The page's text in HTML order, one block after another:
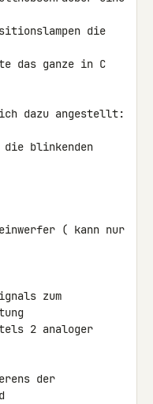
die
das ganze in C
ich dazu angestellt:
blinkenden
( kann nur
zum
2 analoger
der